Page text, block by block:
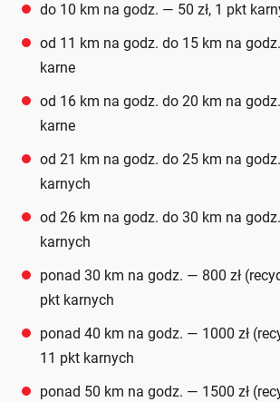
do 10 km na godz. — 50 zł, 1 pkt
od 11 km na godz. do 15 km na
karne
od 16 km na godz. do 20 km na
karne
od 21 km na godz. do 25 km na
karnych
od 26 km na godz. do 30 km na
karnych
ponad 30 km na godz. — 800 zł
pkt karnych
ponad 40 km na godz. — 1000 zł
11 pkt karnych
ponad 50 km na godz. — 1500 zł